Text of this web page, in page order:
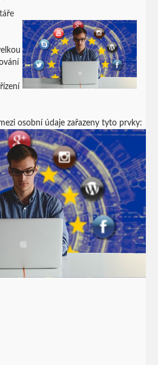
osobní údaje zařazeny tyto prvky: